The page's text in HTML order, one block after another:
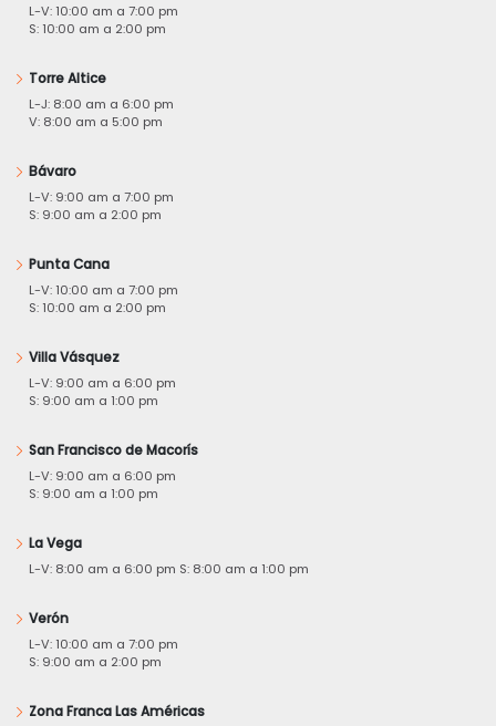
L-V: 10:00 am a 7:00 pm
S: 10:00 am a 2:00 pm
Torre Altice
L-J: 8:00 am a 6:00 pm
V: 8:00 am a 5:00 pm
Bávaro
L-V: 9:00 am a 7:00 pm
S: 9:00 am a 2:00 pm
Punta Cana
L-V: 10:00 am a 7:00 pm
S: 10:00 am a 2:00 pm
Villa Vásquez
L-V: 9:00 am a 6:00 pm
S: 9:00 am a 1:00 pm
San Francisco de Macorís
L-V: 9:00 am a 6:00 pm
S: 9:00 am a 1:00 pm
La Vega
L-V: 8:00 am a 6:00 pm S: 8:00 am a 1:00 pm
Verón
L-V: 10:00 am a 7:00 pm
S: 9:00 am a 2:00 pm
Zona Franca Las Américas